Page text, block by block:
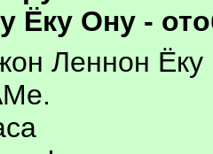
Ёку Ону -
Леннон Ёку